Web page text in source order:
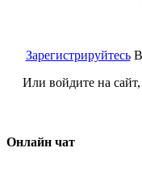
Зарегистрируйтесь
Или войдите на
Онлайн чат